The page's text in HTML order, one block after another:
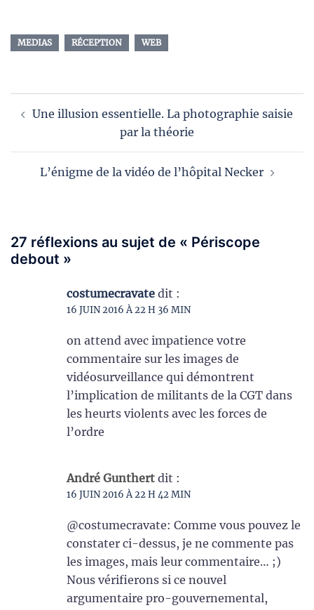
MEDIAS RÉCEPTION WEB
d’article
Une illusion essentielle. La photographie saisie
par la théorie
L’énigme de la vidéo de l’hôpital Necker
27 réflexions au sujet de « Périscope
debout »
costumecravate dit :
16 JUIN 2016 À 22 H 36 MIN
on attend avec impatience votre
commentaire sur les images de
vidéosurveillance qui démontrent
l’implication de militants de la CGT dans
les heurts violents avec les forces de
l’ordre
André Gunthert dit :
16 JUIN 2016 À 22 H 42 MIN
@costumecravate: Comme vous pouvez le
constater ci-dessus, je ne commente pas
les images, mais leur commentaire… ;)
Nous vérifierons si ce nouvel
argumentaire pro-gouvernemental,